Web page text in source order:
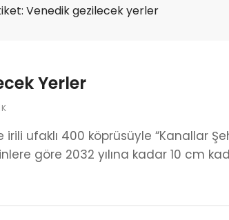
Venedik gezilecek yerler
Yerler
irili ufaklı 400 köprüsüyle “Kanallar
göre 2032 yılına kadar 10 cm